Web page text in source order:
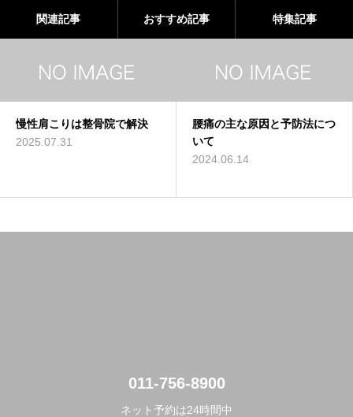
関連記事 おすすめ記事 特集記事
は整骨院で解決
腰痛の主な原因と予防法につ
肩こり
011-756-8900
ネット予約は24時間中